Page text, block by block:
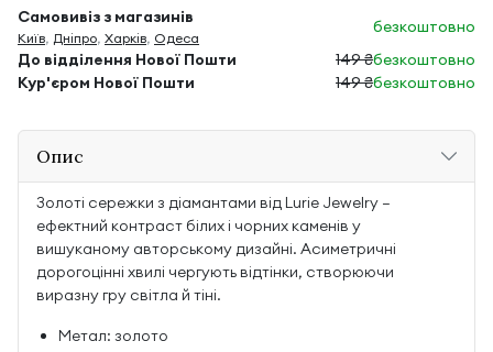
Самовивіз з магазинів
Київ, Дніпро, Харків, Одеса
безкоштовно
До відділення Нової Пошти
149 ₴безкоштовно
Кур'єром Нової Пошти
149 ₴безкоштовно
Опис
Золоті сережки з діамантами від Lurie Jewelry —
ефектний контраст білих і чорних каменів у
вишуканому авторському дизайні. Асиметричні
дорогоцінні хвилі чергують відтінки, створюючи
виразну гру світла й тіні.
Метал: золото